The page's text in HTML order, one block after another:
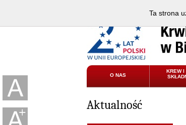
O NAS
KREW I
Aktualność
Ta strona